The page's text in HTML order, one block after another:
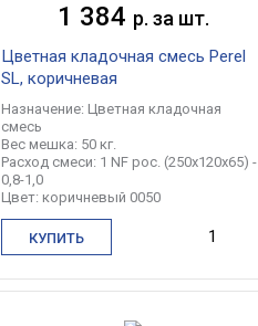
1 384 р. за шт.
Цветная кладочная смесь Perel
SL, коричневая
Назначение: Цветная кладочная
смесь
Вес мешка: 50 кг.
Расход смеси: 1 NF рос. (250x120x65) -
0,8-1,0
Цвет: коричневый 0050
КУПИТЬ